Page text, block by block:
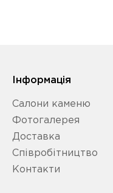
Iнформація
Салони каменю
Фотогалерея
Доставка
Співробітництво
Контакти